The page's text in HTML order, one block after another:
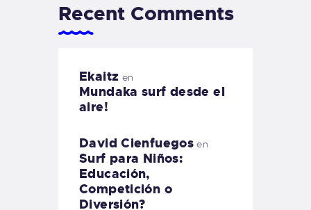
Recent Comments
Ekaitz en
Mundaka surf desde el
aire!
David Cienfuegos en
Surf para Niños:
Educación,
Competición o
Diversión?